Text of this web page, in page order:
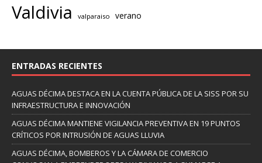
Valdivia valparaiso verano
ENTRADAS RECIENTES
AGUAS DÉCIMA DESTACA EN LA CUENTA PÚBLICA DE LA SISS POR SU
INFRAESTRUCTURA E INNOVACIÓN
AGUAS DÉCIMA MANTIENE VIGILANCIA PREVENTIVA EN 19 PUNTOS
CRÍTICOS POR INTRUSIÓN DE AGUAS LLUVIA
AGUAS DÉCIMA, BOMBEROS Y LA CÁMARA DE COMERCIO